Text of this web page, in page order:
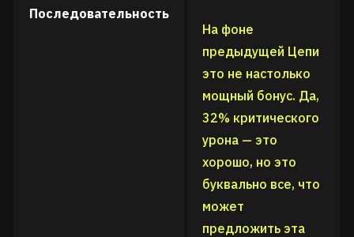
Последовательность
На фоне
предыдущей Цепи
это не настолько
мощный бонус. Да,
32% критического
урона — это
хорошо, но это
буквально все, что
может
предложить эта